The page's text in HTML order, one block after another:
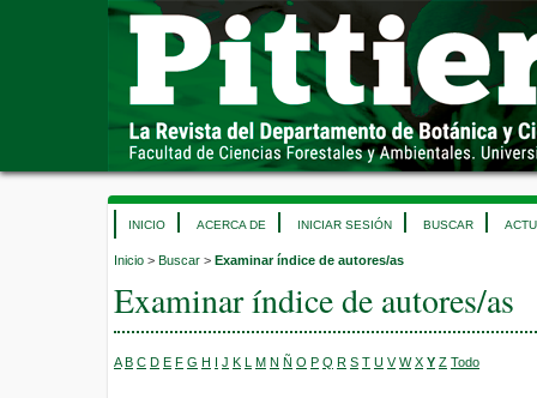
INICIO ACERCA DE INICIAR SESIÓN BUSCAR
Inicio > Buscar > Examinar índice de autores/as
Examinar índice de autores/as
A B C D E F G H I J K L M N Ñ O P Q R S T U V W X Y Z Todo